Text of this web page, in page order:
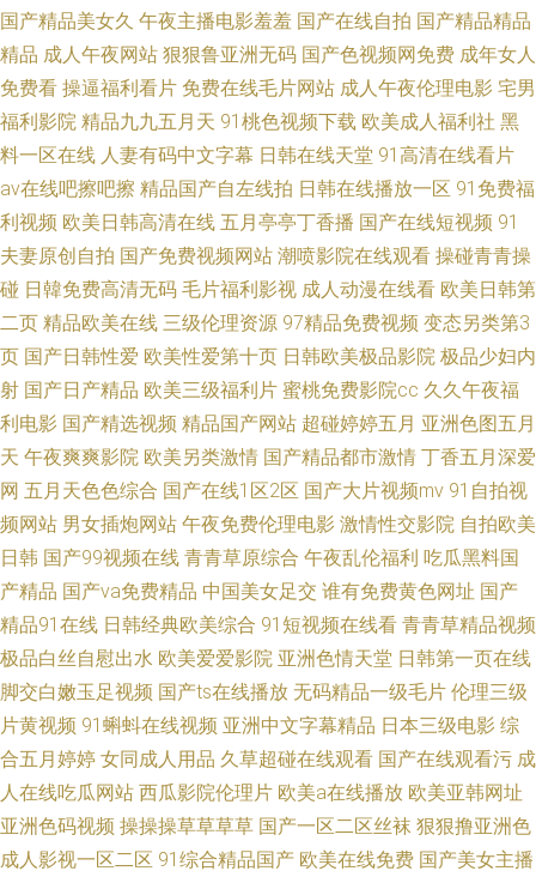
性爱传媒 www尤物com 变态另类一区91视频 超碰97人妻资源总站 国产传媒
不卡 国产果冻一区二区三区 后入一线天少妇 欧美日韩视频黄色 亚洲黑丝后
入白浆喷水 91大香蕉伊人 91视频论坛 欧美亚洲TV在线视频 日韩成人AV电
影 久久97干影院 午夜精品少妇视频 中文字幕色色网 97免费视频在线看 av在
线播放网址 成人自拍牛牛视频 福利社午夜剧场成人区 黄色视频一本 免费香
蕉AV电影 无码最新网址 中文AV之家 97在线碰超 欧美不卡交配视频 三级网
址在线视频 亚洲成人另类AV在线 超碰在线97资源网 久久成年影院 日韩经典
成人三级网站 亚洲免费TV www亚洲yy 久草99视频 久草福利资源 日韩AV社
源 丝袜诱惑后入 91公司制作传媒 97操逼网看 av综合导航 黄色三级欧洲 日
韩AV亚洲龙HD 丝袜性爱影院 丝袜内射高跟 97超视频免费观看 国产91精品
在线观看 狼色尤物苹果TV影院 亚州成人另类 91ncom入口在线 AV网址播放
免费观看的成人A片 一本97视频 AV全球最新网址 国产精品久久毛片A片 日
韩一区在线看 影院在线a片 97人妻碰观看 豆花av综合网 老湿影院免费试看
日韩理论在线视频 91偷拍人妻 久久东京热网站 天天综合天天爽天天 91大神
国产精品美女久 午夜主播电影羞羞 国产在线自拍 国产精品精品
精品 成人午夜网站 狠狠鲁亚洲无码 国产色视频网免费 成年女人
免费看 操逼福利看片 免费在线毛片网站 成人午夜伦理电影 宅男
福利影院 精品九九五月天 91桃色视频下载 欧美成人福利社 黑
料一区在线 人妻有码中文字幕 日韩在线天堂 91高清在线看片
av在线吧擦吧擦 精品国产自左线拍 日韩在线播放一区 91免费福
利视频 欧美日韩高清在线 五月亭亭丁香播 国产在线短视频 91
夫妻原创自拍 国产免费视频网站 潮喷影院在线观看 操碰青青操
碰 日韓免费高清无码 毛片福利影视 成人动漫在线看 欧美日韩第
二页 精品欧美在线 三级伦理资源 97精品免费视频 变态另类第3
页 国产日韩性爱 欧美性爱第十页 日韩欧美极品影院 极品少妇内
射 国产日产精品 欧美三级福利片 蜜桃免费影院cc 久久午夜福
利电影 国产精选视频 精品国产网站 超碰婷婷五月 亚洲色图五月
天 午夜爽爽影院 欧美另类激情 国产精品都市激情 丁香五月深爱
网 五月天色色综合 国产在线1区2区 国产大片视频mv 91自拍视
频网站 男女插炮网站 午夜免费伦理电影 激情性交影院 自拍欧美
日韩 国产99视频在线 青青草原综合 午夜乱伦福利 吃瓜黑料国
产精品 国产va免费精品 中国美女足交 谁有免费黄色网址 国产
精品91在线 日韩经典欧美综合 91短视频在线看 青青草精品视频
极品白丝自慰出水 欧美爱爱影院 亚洲色情天堂 日韩第一页在线
脚交白嫩玉足视频 国产ts在线播放 无码精品一级毛片 伦理三级
片黄视频 91蝌蚪在线视频 亚洲中文字幕精品 日本三级电影 综
合五月婷婷 女同成人用品 久草超碰在线观看 国产在线观看污 成
人在线吃瓜网站 西瓜影院伦理片 欧美a在线播放 欧美亚韩网址
亚洲色码视频 操操操草草草草 国产一区二区丝袜 狠狠撸亚洲色
成人影视一区二区 91综合精品国产 欧美在线免费 国产美女主播